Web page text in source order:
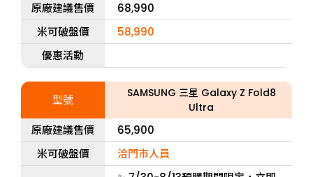
原廠建議售價
68,990
米可破盤價
58,990
優惠活動
型號
SAMSUNG 三星 Galaxy Z Fold8
Ultra
原廠建議售價
65,900
米可破盤價
洽門市人員